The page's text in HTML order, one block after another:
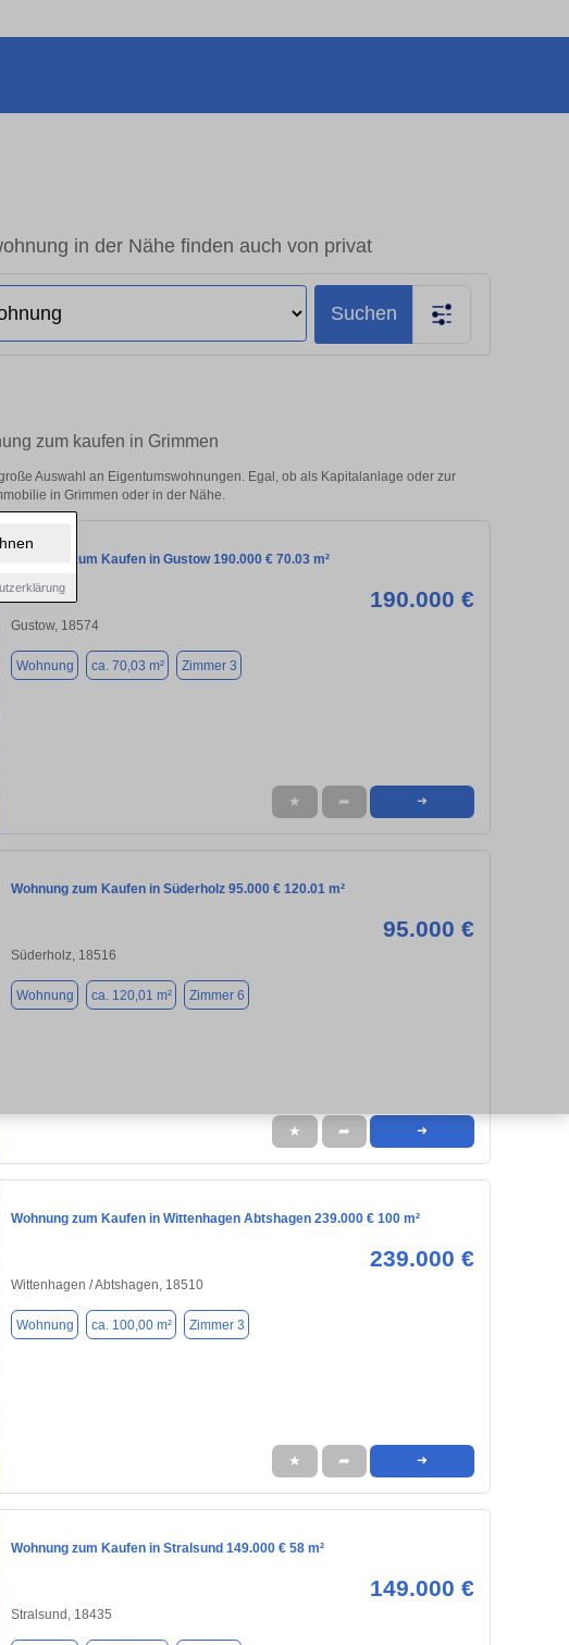
in der Nähe finden auch von privat
Suchen
zum kaufen in Grimmen
Auswahl an Eigentumswohnungen. Egal, ob als Kapitalanlage oder zur
in Grimmen oder in der Nähe.
Wohnung zum Kaufen in Gustow 190.000 € 70.03 m²
190.000 €
Gustow, 18574
Wohnung ca. 70,03 m² Zimmer 3
★ ➦ ➜
Wohnung zum Kaufen in Süderholz 95.000 € 120.01 m²
95.000 €
Süderholz, 18516
Wohnung ca. 120,01 m² Zimmer 6
★ ➦ ➜
Wohnung zum Kaufen in Wittenhagen Abtshagen 239.000 € 100 m²
239.000 €
Wittenhagen / Abtshagen, 18510
Wohnung ca. 100,00 m² Zimmer 3
★ ➦ ➜
Wohnung zum Kaufen in Stralsund 149.000 € 58 m²
149.000 €
Stralsund, 18435